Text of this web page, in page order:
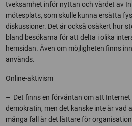
tveksamhet inför nyttan och värdet av
mötesplats, som skulle kunna ersätta
diskussioner. Det är också osäkert hur
bland besökarna för att delta i olika
hemsidan. Även om möjligheten finns
används.
Online-aktivism
– Det finns en förväntan om att Internet
demokratin, men det kanske inte är vad
många fall är det lättare för